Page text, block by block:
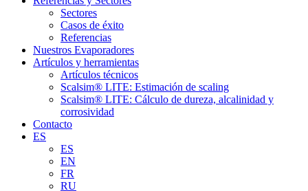
Sectores
Casos de éxito
Referencias
Nuestros Evaporadores
Artículos y herramientas
Artículos técnicos
Scalsim® LITE: Estimación de scaling
Scalsim® LITE: Cálculo de dureza, alcalinidad y
corrosividad
Contacto
ES
ES
EN
FR
RU